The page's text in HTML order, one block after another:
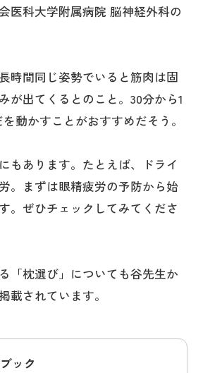
医科大学附属病院 脳神経外科の
時間同じ姿勢でいると筋肉は固
が出てくるとのこと。30分から1
動かすことがおすすめだそう。
もあります。たとえば、ドライ
。まずは眼精疲労の予防から始
。ぜひチェックしてみてくださ
「枕選び」についても谷先生か
載されています。
ック